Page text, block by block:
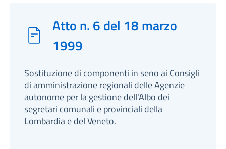
Atto n. 6 del 18 marzo
1999
Sostituzione di componenti in seno ai Consigli
di amministrazione regionali delle Agenzie
autonome per la gestione dell'Albo dei
segretari comunali e provinciali della
Lombardia e del Veneto.